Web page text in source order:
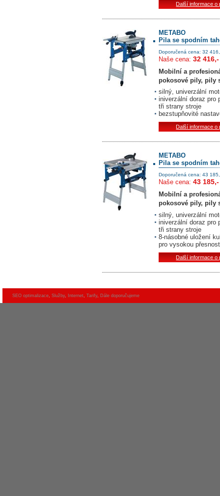
Další informace o
METABO
Pila se spodním
Doporučená cena: 32
Naše cena: 32
Mobilní a
pokosové pily, pily
silný, univerzální
iniverzální doraz pro
tři strany stroje
bezstupňovité
Další informace o
METABO
Pila se spodním
Doporučená cena: 43
Naše cena: 43
Mobilní a
pokosové pily, pily
silný, univerzální
iniverzální doraz pro
tři strany stroje
8-násobné uložení
pro vysokou přesnost
Další informace o
SEO optimalizace Služby, Internet Tarify, Dále doporučujeme